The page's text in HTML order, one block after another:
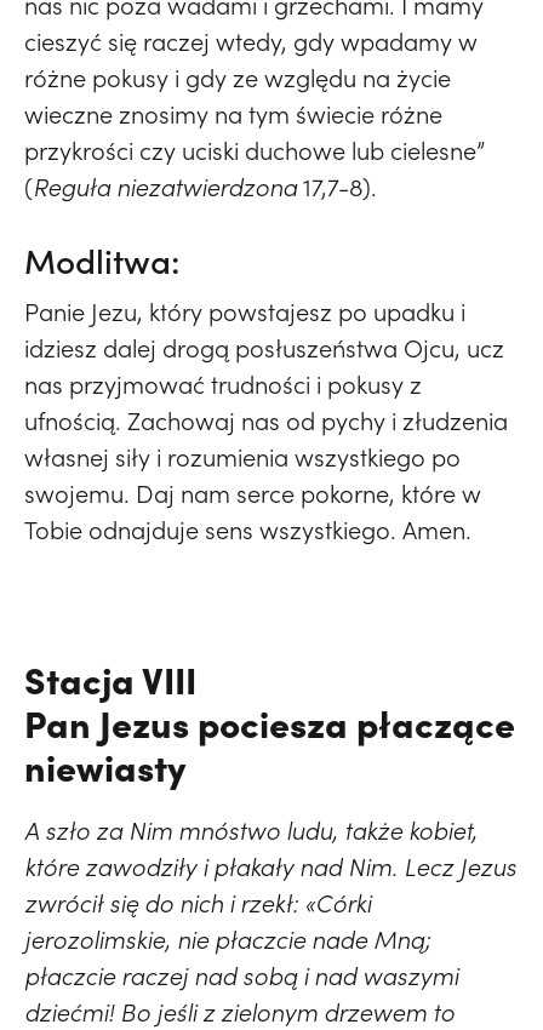
cieszyć się raczej wtedy, gdy wpadamy w
różne pokusy i gdy ze względu na życie
wieczne znosimy na tym świecie różne
przykrości czy uciski duchowe lub cielesne”
(Reguła niezatwierdzona17,7-8).
Modlitwa:
Panie Jezu, który powstajesz po upadku i
idziesz dalej drogą posłuszeństwa Ojcu, ucz
nas przyjmować trudności i pokusy z
ufnością. Zachowaj nas od pychy i złudzenia
własnej siły i rozumienia wszystkiego po
swojemu. Daj nam serce pokorne, które w
Tobie odnajduje sens wszystkiego. Amen.
Stacja VIII
Pan Jezus pociesza płaczące
niewiasty
A szło za Nim mnóstwo ludu, także kobiet,
które zawodziły i płakały nad Nim. Lecz Jezus
zwrócił się do nich i rzekł: «Córki
jerozolimskie, nie płaczcie nade Mną;
płaczcie raczej nad sobą i nad waszymi
dziećmi! Bo jeśli z zielonym drzewem to